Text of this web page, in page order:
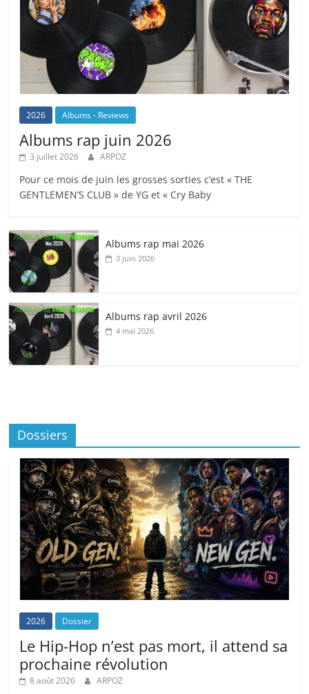
2026 Albums - Reviews
Albums rap juin 2026
3 juillet 2026 ARPOZ
Pour ce mois de juin les grosses sorties c’est « THE
GENTLEMEN’S CLUB » de YG et « Cry Baby
Albums rap mai 2026
3 juin 2026
Albums rap avril 2026
4 mai 2026
Dossiers
2026 Dossier
Le Hip-Hop n’est pas mort, il attend sa
prochaine révolution
8 août 2026 ARPOZ